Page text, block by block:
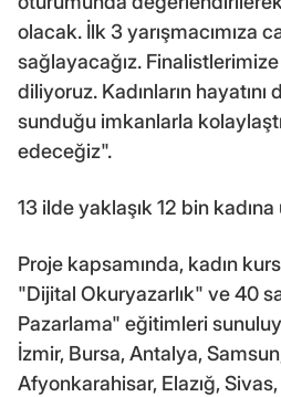
olacak. İlk 3 yarışmacımıza
sağlayacağız.
diliyoruz. Kadınların
sunduğu imkanlarla
edeceğiz".
13 ilde yaklaşık 12 bin kadına
Proje kapsamında, kadın
"Dijital Okuryazarlık" ve 40
Pazarlama" eğitimleri
İzmir, Bursa, Antalya,
Afyonkarahisar, Elazığ,